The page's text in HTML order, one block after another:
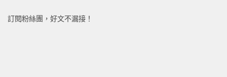
訂閱粉絲團，好文不漏接！